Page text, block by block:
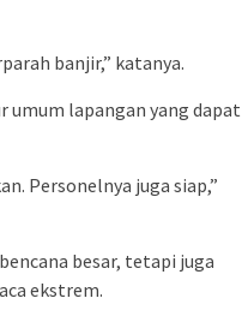
banjir,” katanya.
umum lapangan yang dapat
Personelnya juga siap,”
besar, tetapi juga
ekstrem.